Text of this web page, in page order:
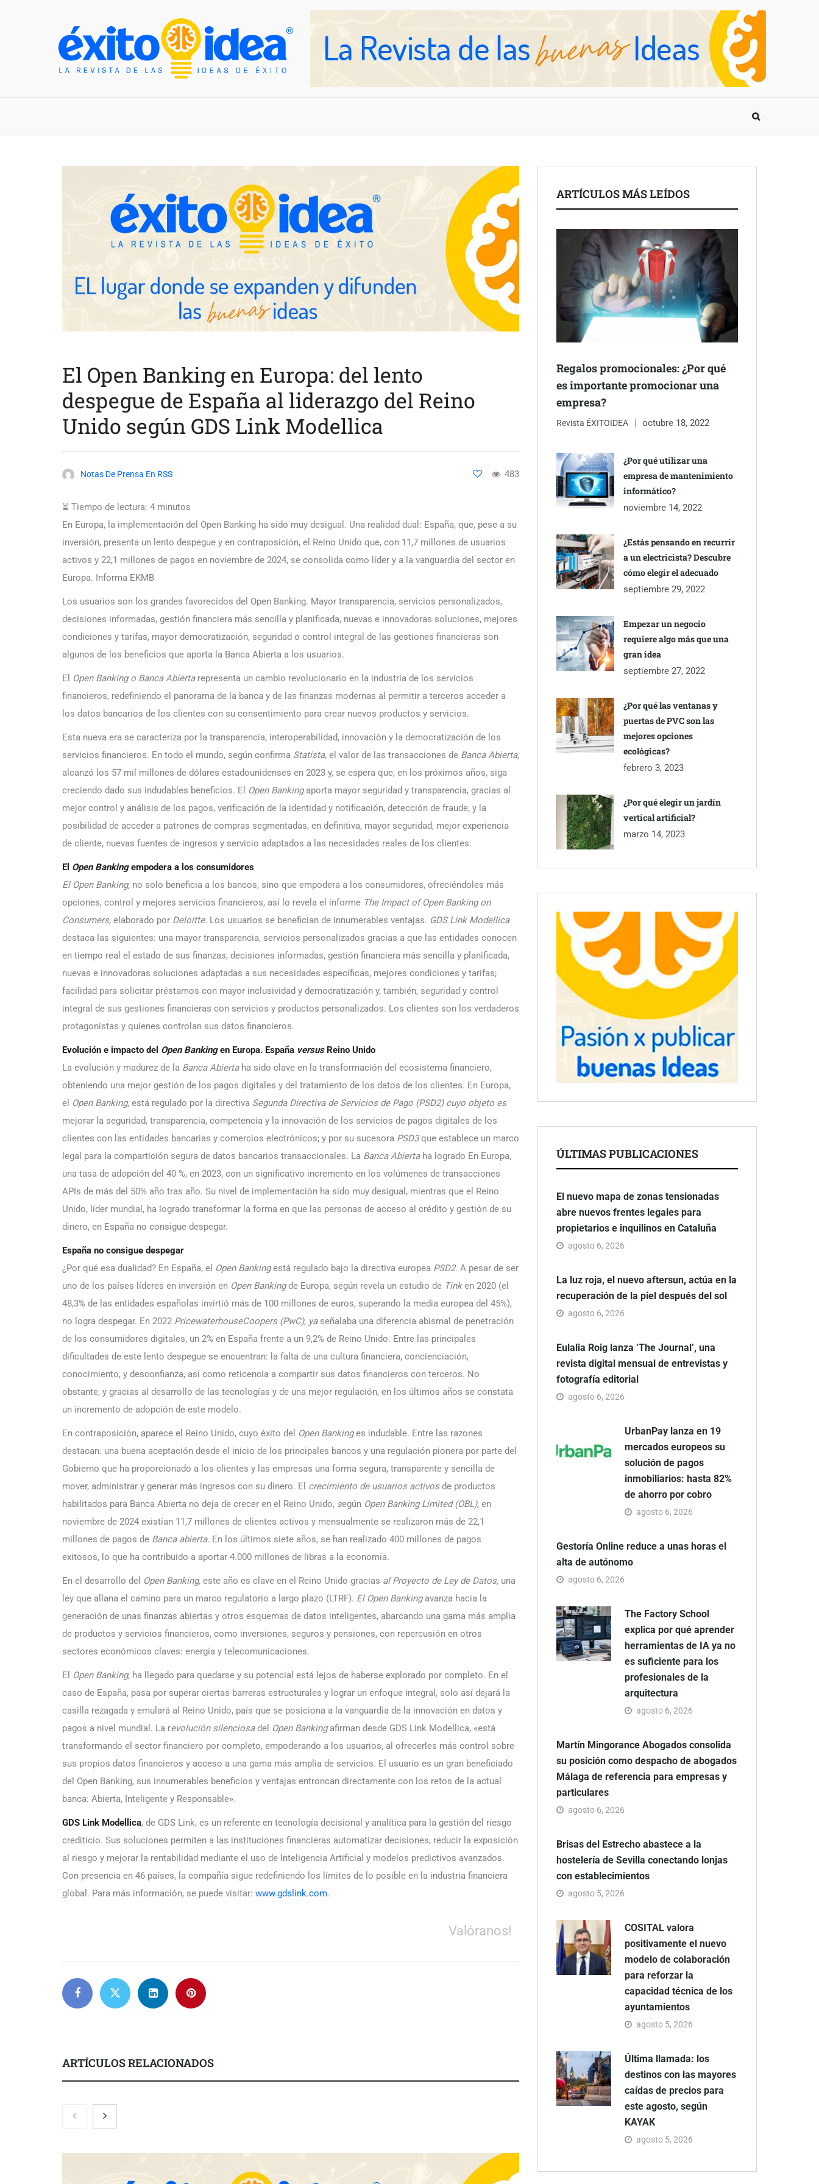
El Open Banking en Europa: del lento
despegue de España al liderazgo del Reino
Unido según GDS Link Modellica
Notas De Prensa En RSS 483
⏳ Tiempo de lectura: 4 minutos
En Europa, la implementación del Open Banking ha sido muy desigual. Una realidad dual: España, que, pese a su
inversión, presenta un lento despegue y en contraposición, el Reino Unido que, con 11,7 millones de usuarios
activos y 22,1 millones de pagos en noviembre de 2024, se consolida como líder y a la vanguardia del sector en
Europa. Informa EKMB
Los usuarios son los grandes favorecidos del Open Banking. Mayor transparencia, servicios personalizados,
decisiones informadas, gestión financiera más sencilla y planificada, nuevas e innovadoras soluciones, mejores
condiciones y tarifas, mayor democratización, seguridad o control integral de las gestiones financieras son
algunos de los beneficios que aporta la Banca Abierta a los usuarios.
El Open Banking o Banca Abierta representa un cambio revolucionario en la industria de los servicios
financieros, redefiniendo el panorama de la banca y de las finanzas modernas al permitir a terceros acceder a
los datos bancarios de los clientes con su consentimiento para crear nuevos productos y servicios.
Esta nueva era se caracteriza por la transparencia, interoperabilidad, innovación y la democratización de los
servicios financieros. En todo el mundo, según confirma Statista, el valor de las transacciones de Banca Abierta,
alcanzó los 57 mil millones de dólares estadounidenses en 2023 y, se espera que, en los próximos años, siga
creciendo dado sus indudables beneficios. El
Open Bankingaporta mayor seguridad y transparencia, gracias al
mejor control y análisis de los pagos, verificación de la identidad y notificación, detección de fraude, y la
posibilidad de acceder a patrones de compras segmentadas, en definitiva, mayor seguridad, mejor experiencia
de cliente, nuevas fuentes de ingresos y servicio adaptados a las necesidades reales de los clientes.
El Open Bankingempodera a los consumidores
El Open Banking, no solo beneficia a los bancos, sino que empodera a los consumidores, ofreciéndoles más
opciones, control y mejores servicios financieros, así lo revela el informe The Impact of Open Banking on
Consumers, elaborado por Deloitte. Los usuarios se benefician de innumerables ventajas. GDS Link Modellica
destaca las siguientes: una mayor transparencia, servicios personalizados gracias a que las entidades conocen
en tiempo real el estado de sus finanzas, decisiones informadas, gestión financiera más sencilla y planificada,
nuevas e innovadoras soluciones adaptadas a sus necesidades específicas, mejores condiciones y tarifas;
facilidad para solicitar préstamos con mayor inclusividad y democratización y, también, seguridad y control
integral de sus gestiones financieras con servicios y productos personalizados. Los clientes son los verdaderos
protagonistas y quienes controlan sus datos financieros.
Evolución e impacto del Open Bankingen Europa. España versusReino Unido
La evolución y madurez de la Banca Abiertaha sido clave en la transformación del ecosistema financiero,
obteniendo una mejor gestión de los pagos digitales y del tratamiento de los datos de los clientes. En Europa,
el Open Banking, está regulado por la directiva Segunda Directiva de Servicios de Pago (PSD2) cuyo objeto es
mejorar la seguridad, transparencia, competencia y la innovación de los servicios de pagos digitales de los
clientes con las entidades bancarias y comercios electrónicos; y por su sucesora PSD3que establece un marco
legal para la compartición segura de datos bancarios transaccionales. La Banca Abierta ha logrado En Europa,
una tasa de adopción del 40 %, en 2023, con un significativo incremento en los volúmenes de transacciones
APIs de más del 50% año tras año. Su nivel de implementación ha sido muy desigual, mientras que el Reino
Unido, líder mundial, ha logrado transformar la forma en que las personas de acceso al crédito y gestión de su
dinero, en España no consigue despegar.
España no consigue despegar
¿Por qué esa dualidad? En España, el Open Bankingestá regulado bajo la directiva europea PSD2. A pesar de ser
uno de los países líderes en inversión en Open Bankingde Europa, según revela un estudio de Tinken 2020 (el
48,3% de las entidades españolas invirtió más de 100 millones de euros, superando la media europea del 45%),
no logra despegar. En 2022 PricewaterhouseCoopers(PwC), yaseñalaba una diferencia abismal de penetración
de los consumidores digitales, un 2% en España frente a un 9,2% de Reino Unido. Entre las principales
dificultades de este lento despegue se encuentran: la falta de una cultura financiera, concienciación,
conocimiento, y desconfianza, así como reticencia a compartir sus datos financieros con terceros. No
obstante, y gracias al desarrollo de las tecnologías y de una mejor regulación, en los últimos años se constata
un incremento de adopción de este modelo.
En contraposición, aparece el Reino Unido, cuyo éxito del Open Bankinges indudable. Entre las razones
destacan: una buena aceptación desde el inicio de los principales bancos y una regulación pionera por parte del
Gobierno que ha proporcionado a los clientes y las empresas una forma segura, transparente y sencilla de
mover, administrar y generar más ingresos con su dinero. El crecimiento de usuarios activosde productos
habilitados para Banca Abierta no deja de crecer en el Reino Unido, según Open Banking Limited (OBL), en
noviembre de 2024 existían 11,7 millones de clientes activos y mensualmente se realizaron más de 22,1
millones de pagos de Banca abierta. En los últimos siete años, se han realizado 400 millones de pagos
exitosos, lo que ha contribuido a aportar 4.000 millones de libras a la economía.
En el desarrollo del Open Banking, este año es clave en el Reino Unido gracias al Proyecto de Ley de Datos, una
ley que allana el camino para un marco regulatorio a largo plazo (LTRF). El Open Bankingavanza hacia la
generación de unas finanzas abiertas y otros esquemas de datos inteligentes, abarcando una gama más amplia
de productos y servicios financieros, como inversiones, seguros y pensiones, con repercusión en otros
sectores económicos claves: energía y telecomunicaciones.
El Open Banking, ha llegado para quedarse y su potencial está lejos de haberse explorado por completo. En el
caso de España, pasa por superar ciertas barreras estructurales y lograr un enfoque integral, solo así dejará la
casilla rezagada y emulará al Reino Unido, país que se posiciona a la vanguardia de la innovación en datos y
pagos a nivel mundial. La revolución silenciosadel Open Bankingafirman desde GDS Link Modellica, «está
transformando el sector financiero por completo, empoderando a los usuarios, al ofrecerles más control sobre
sus propios datos financieros y acceso a una gama más amplia de servicios. El usuario es un gran beneficiado
del Open Banking, sus innumerables beneficios y ventajas entroncan directamente con los retos de la actual
banca: Abierta, Inteligente y Responsable».
GDS Link Modellica, de GDS Link, es un referente en tecnología decisional y analítica para la gestión del riesgo
crediticio. Sus soluciones permiten a las instituciones financieras automatizar decisiones, reducir la exposición
al riesgo y mejorar la rentabilidad mediante el uso de Inteligencia Artificial y modelos predictivos avanzados.
Con presencia en 46 países, la compañía sigue redefiniendo los límites de lo posible en la industria financiera
global. Para más información, se puede visitar: www.gdslink.com.
Valóranos!
ARTÍCULOS RELACIONADOS
El nuevo mapa de zonas
tensionadas abre nuevos frentes
ARTÍCULOS MÁS LEÍDOS
Regalos promocionales: ¿Por qué
es importante promocionar una
empresa?
Revista ÉXITOIDEA octubre 18, 2022
¿Por qué utilizar una
empresa de mantenimiento
informático?
noviembre 14, 2022
¿Estás pensando en recurrir
a un electricista? Descubre
cómo elegir el adecuado
septiembre 29, 2022
Empezar un negocio
requiere algo más que una
gran idea
septiembre 27, 2022
¿Por qué las ventanas y
puertas de PVC son las
mejores opciones
ecológicas?
febrero 3, 2023
¿Por qué elegir un jardín
vertical artificial?
marzo 14, 2023
ÚLTIMAS PUBLICACIONES
El nuevo mapa de zonas tensionadas
abre nuevos frentes legales para
propietarios e inquilinos en Cataluña
agosto 6, 2026
La luz roja, el nuevo aftersun, actúa en la
recuperación de la piel después del sol
agosto 6, 2026
Eulalia Roig lanza ‘The Journal’, una
revista digital mensual de entrevistas y
fotografía editorial
agosto 6, 2026
UrbanPay lanza en 19
mercados europeos su
solución de pagos
inmobiliarios: hasta 82%
de ahorro por cobro
agosto 6, 2026
Gestoría Online reduce a unas horas el
alta de autónomo
agosto 6, 2026
The Factory School
explica por qué aprender
herramientas de IA ya no
es suficiente para los
profesionales de la
arquitectura
agosto 6, 2026
Martín Mingorance Abogados consolida
su posición como despacho de abogados
Málaga de referencia para empresas y
particulares
agosto 6, 2026
Brisas del Estrecho abastece a la
hostelería de Sevilla conectando lonjas
con establecimientos
agosto 5, 2026
COSITAL valora
positivamente el nuevo
modelo de colaboración
para reforzar la
capacidad técnica de los
ayuntamientos
agosto 5, 2026
Última llamada: los
destinos con las mayores
caídas de precios para
este agosto, según
KAYAK
agosto 5, 2026